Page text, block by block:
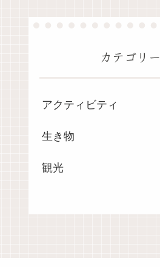
カテゴリー
アクティビティ
生き物
観光